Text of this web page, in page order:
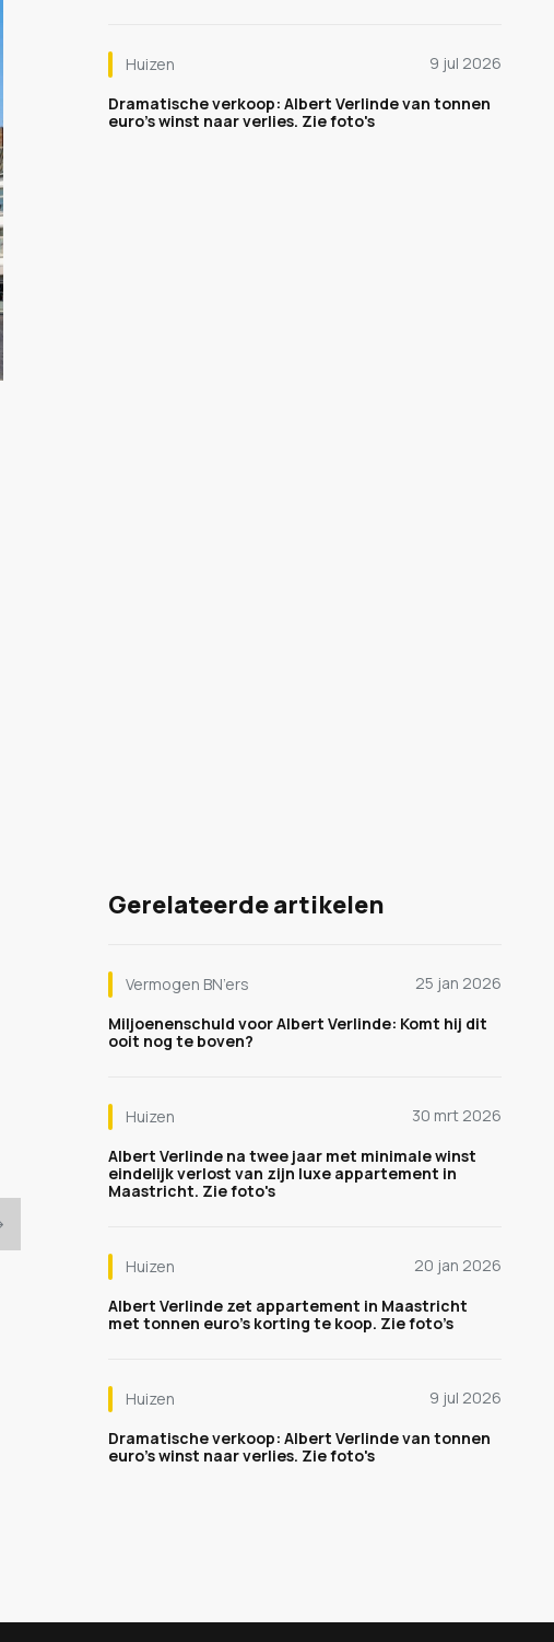
Huizen
9 jul 2026
Dramatische verkoop: Albert Verlinde van tonnen
euro's winst naar verlies. Zie foto's
Gerelateerde artikelen
Vermogen BN’ers
25 jan 2026
Miljoenenschuld voor Albert Verlinde: Komt hij dit
ooit nog te boven?
Huizen
30 mrt 2026
Albert Verlinde na twee jaar met minimale winst
eindelijk verlost van zijn luxe appartement in
Maastricht. Zie foto's
Huizen
20 jan 2026
Albert Verlinde zet appartement in Maastricht
met tonnen euro’s korting te koop. Zie foto’s
Huizen
9 jul 2026
Dramatische verkoop: Albert Verlinde van tonnen
euro's winst naar verlies. Zie foto's